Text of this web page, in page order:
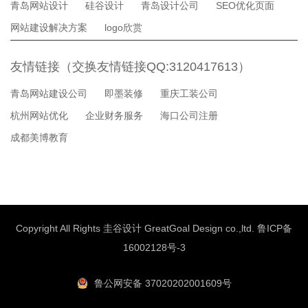
青岛网站设计 硅谷设计 青岛设计公司
SEO优化页面
网站建设解决方案
logo欣赏
友情链接（交换友情链接QQ:3120417613）
青岛网站建设公司 即墨装修
重庆工装公司
杭州网站优化
企业财务服务
海口公司注册
成都美博教育
Copyright All Rights 圭谷设计 GreatGoal Design co.,ltd. 鲁ICP备
16002128号-3
鲁公网安备 37020202001609号